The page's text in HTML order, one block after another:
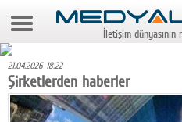
6 Ağustos 2026 7:58:51
Foto Galeri
Video Galeri
İletişim dünyasının
21.04.2026 18:22
Şirketlerden haberler